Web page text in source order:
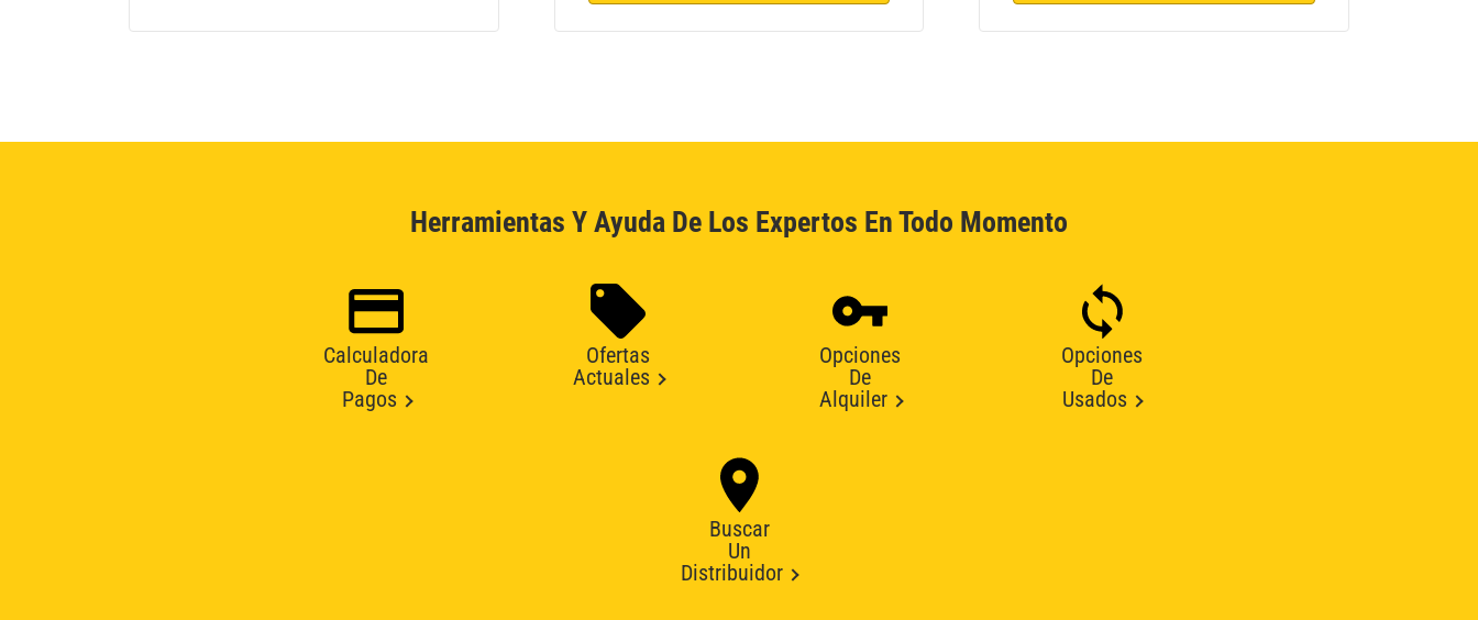
Herramientas Y Ayuda De Los Expertos En Todo Momento
Calculadora
De
Pagos
Ofertas
Actuales
Opciones
De
Alquiler
Opciones
De
Usados
Buscar
Un
Distribuidor